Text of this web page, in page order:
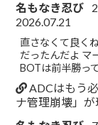
名もなき忍び
2026.07.21
直さなくて良く
だったんだよ マ
BOTは前半勝っ
ADCはもう
ナ管理崩壊」